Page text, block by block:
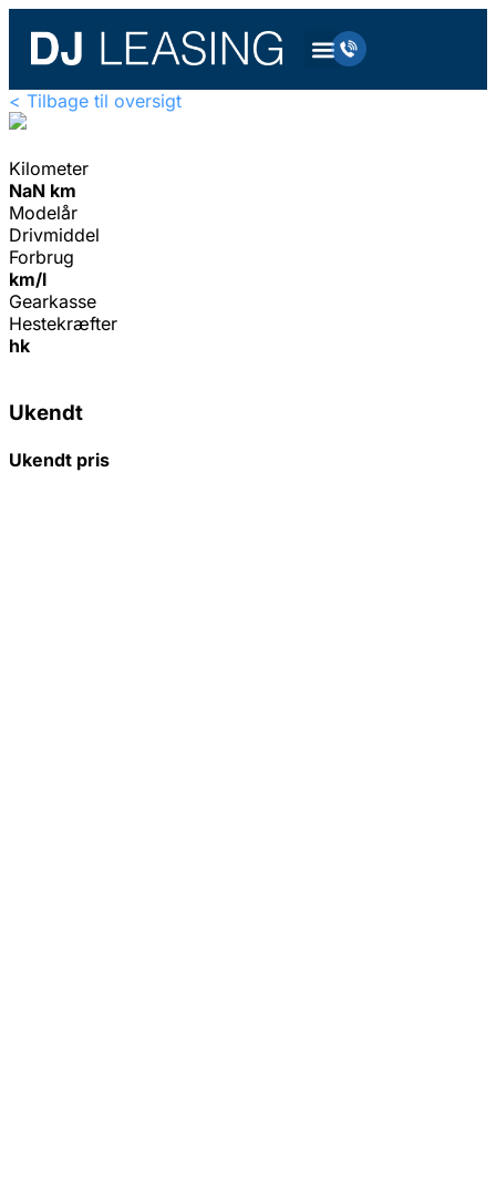
< Tilbage til oversigt
Kilometer
NaN km
Modelår
Drivmiddel
Forbrug
km/l
Gearkasse
Hestekræfter
hk
Ukendt
Ukendt pris